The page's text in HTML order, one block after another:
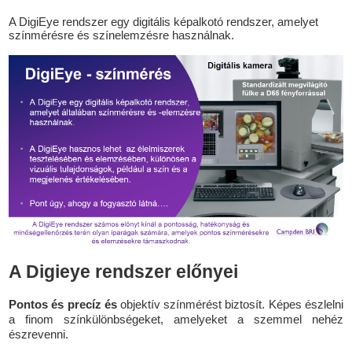
A DigiEye rendszer egy digitális képalkotó rendszer, amelyet
színmérésre és színelemzésre használnak.
A Digieye rendszer előnyei
Pontos és precíz és objektív színmérést biztosít. Képes észlelni
a finom színkülönbségeket, amelyeket a szemmel nehéz
észrevenni.